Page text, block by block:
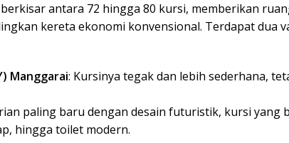
antara 72 hingga 80 kursi, memberikan
kereta ekonomi konvensional. Terdapat dua
Manggarai: Kursinya tegak dan lebih sederhana,
paling baru dengan desain futuristik, kursi yang
hingga toilet modern.